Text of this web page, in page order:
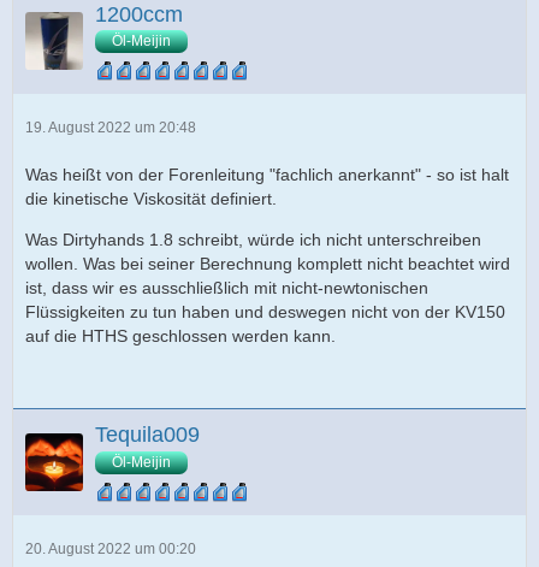
1200ccm
Öl-Meijin
19. August 2022 um 20:48
Was heißt von der Forenleitung "fachlich anerkannt" - so ist halt
die kinetische Viskosität definiert.
Was Dirtyhands 1.8 schreibt, würde ich nicht unterschreiben
wollen. Was bei seiner Berechnung komplett nicht beachtet wird
ist, dass wir es ausschließlich mit nicht-newtonischen
Flüssigkeiten zu tun haben und deswegen nicht von der KV150
auf die HTHS geschlossen werden kann.
Tequila009
Öl-Meijin
20. August 2022 um 00:20